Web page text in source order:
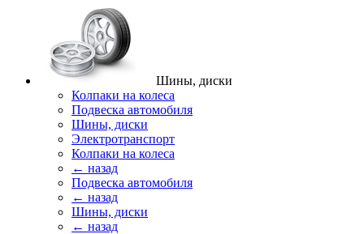
Шины, диски
Колпаки на колеса
Подвеска автомобиля
Шины, диски
Электротранспорт
Колпаки на колеса
← назад
Подвеска автомобиля
← назад
Шины, диски
← назад